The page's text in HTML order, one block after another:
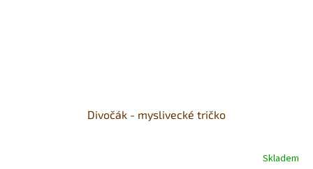
Divočák - myslivecké tričko
Skladem